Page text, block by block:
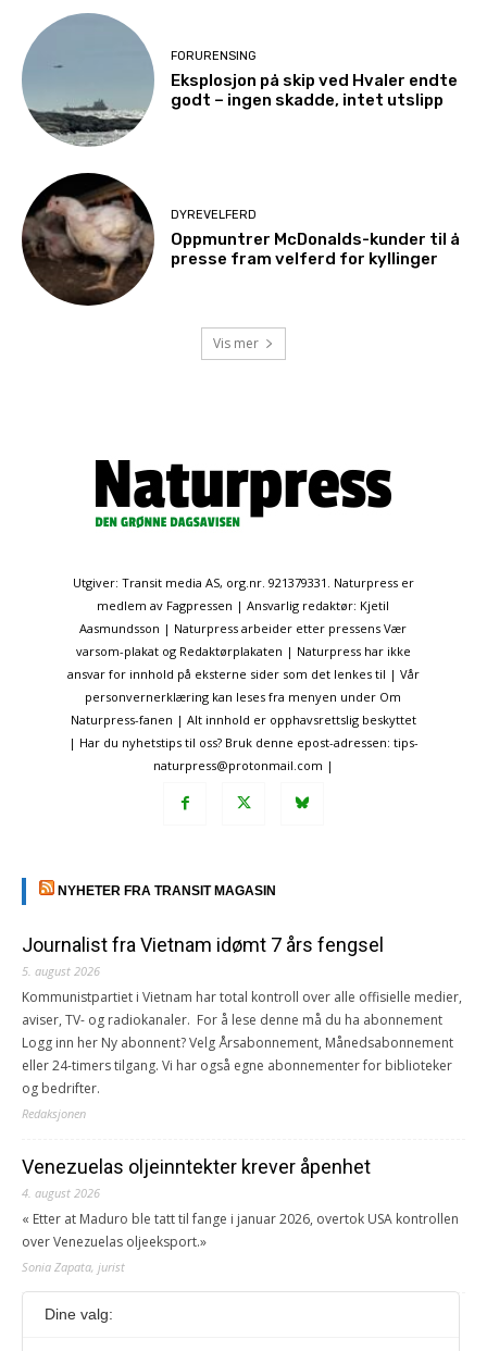
FORURENSING
Eksplosjon på skip ved Hvaler endte
godt – ingen skadde, intet utslipp
DYREVELFERD
Oppmuntrer McDonalds-kunder til å
presse fram velferd for kyllinger
Vis mer
Utgiver: Transit media AS, org.nr. 921379331. Naturpress er
medlem av Fagpressen | Ansvarlig redaktør: Kjetil
Aasmundsson | Naturpress arbeider etter pressens Vær
varsom-plakat og Redaktørplakaten | Naturpress har ikke
ansvar for innhold på eksterne sider som det lenkes til | Vår
personvernerklæring kan leses fra menyen under Om
Naturpress-fanen | Alt innhold er opphavsrettslig beskyttet
| Har du nyhetstips til oss? Bruk denne epost-adressen: tips-
naturpress@protonmail.com |
NYHETER FRA TRANSIT MAGASIN
Journalist fra Vietnam idømt 7 års fengsel
5. august 2026
Kommunistpartiet i Vietnam har total kontroll over alle offisielle medier,
aviser, TV- og radiokanaler. For å lese denne må du ha abonnement
Logg inn her Ny abonnent? Velg Årsabonnement, Månedsabonnement
eller 24-timers tilgang. Vi har også egne abonnementer for biblioteker
og bedrifter.
Redaksjonen
Venezuelas oljeinntekter krever åpenhet
4. august 2026
« Etter at Maduro ble tatt til fange i januar 2026, overtok USA kontrollen
over Venezuelas oljeeksport.»
Sonia Zapata, jurist
117,8 millioner er på flukt, en nedgang fra forrige
Dine valg: